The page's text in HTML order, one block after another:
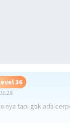
36
nya tapi gak ada